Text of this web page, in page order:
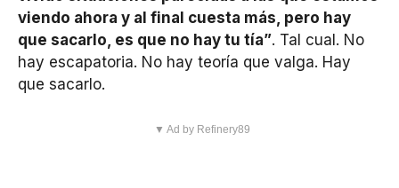
viendo ahora y al final cuesta más, pero hay
que sacarlo, es que no hay tu tía”. Tal cual. No
hay escapatoria. No hay teoría que valga. Hay
que sacarlo.
▼ Ad by Refinery89